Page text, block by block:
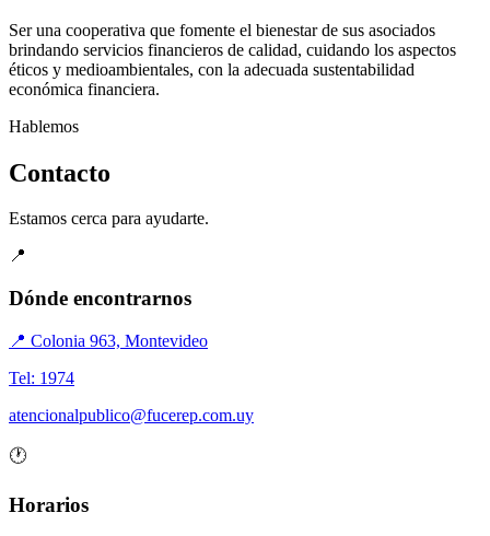
Ser una cooperativa que fomente el bienestar de sus asociados
brindando servicios financieros de calidad, cuidando los aspectos
éticos y medioambientales, con la adecuada sustentabilidad
económica financiera.
Hablemos
Contacto
Estamos cerca para ayudarte.
📍
Dónde encontrarnos
📍 Colonia 963, Montevideo
Tel: 1974
atencionalpublico@fucerep.com.uy
🕐
Horarios